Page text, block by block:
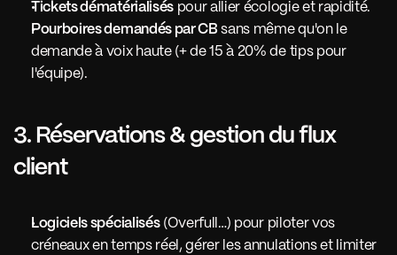
Tickets dématérialisés pour allier écologie et rapidité.
Pourboires demandés par CB sans même qu'on le
demande à voix haute (+ de 15 à 20% de tips pour
l'équipe).
3. Réservations & gestion du flux
client
Logiciels spécialisés (Overfull…) pour piloter vos
créneaux en temps réel, gérer les annulations et limiter